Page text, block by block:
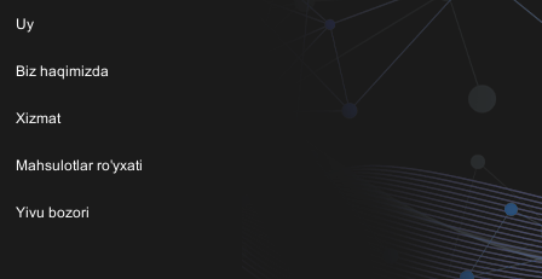
Uy
Biz haqimizda
Xizmat
Mahsulotlar ro'yxati
Yivu bozori